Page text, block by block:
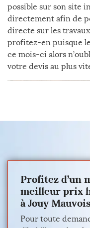
possible sur son site
directement afin de
directe sur les
profitez-en puisque
ce mois-ci alors
votre devis au plus
Profitez d’un
meilleur prix
à Jouy
Pour toute